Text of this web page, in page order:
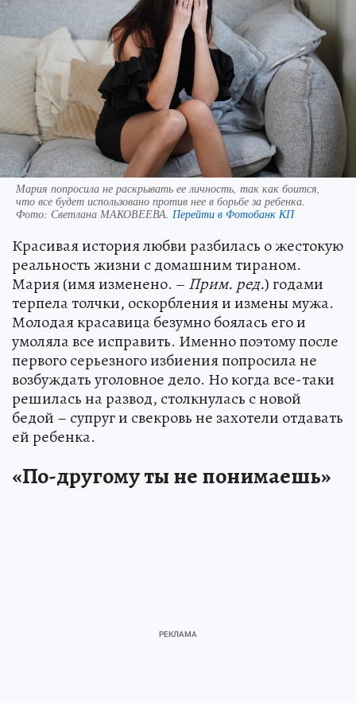
Мария попросила не раскрывать ее личность, так как боится,
что все будет использовано против нее в борьбе за ребенка.
Фото: Светлана МАКОВЕЕВА. Перейти в Фотобанк КП
Красивая история любви разбилась о жестокую
реальность жизни с домашним тираном.
Мария (имя изменено. – Прим. ред.) годами
терпела толчки, оскорбления и измены мужа.
Молодая красавица безумно боялась его и
умоляла все исправить. Именно поэтому после
первого серьезного избиения попросила не
возбуждать уголовное дело. Но когда все-таки
решилась на развод, столкнулась с новой
бедой – супруг и свекровь не захотели отдавать
ей ребенка.
«По-другому ты не понимаешь»